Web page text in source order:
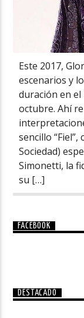
Este 2017,
escenarios y
duración en
octubre. Ahí
sencillo
Sociedad)
Simonetti, la
su […]
FACEBOOK
DESTACADO